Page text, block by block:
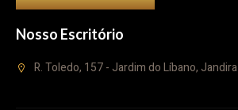
Nosso Escritório
R. Toledo, 157 - Jardim do Líbano, Jandira